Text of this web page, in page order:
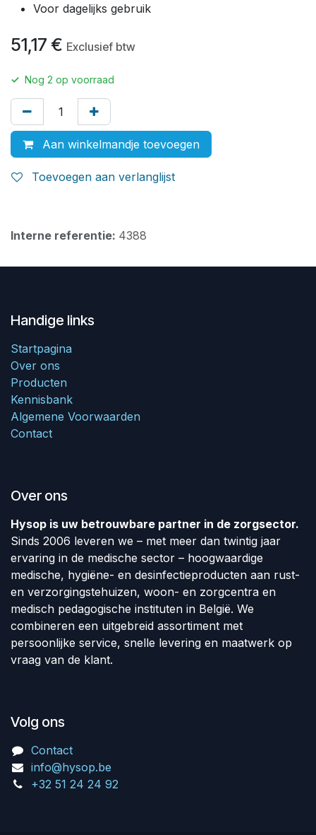
Voor dagelijks gebruik
51,17 € Exclusief btw
✓ Nog 2 op voorraad
Aan winkelmandje toevoegen
Toevoegen aan verlanglijst
Interne referentie: 4388
Handige links
Startpagina
Over ons
Producten
Kennisbank
Algemene Voorwaarden
Contact
Over ons
Hysop is uw betrouwbare partner in de zorgsector.
Sinds 2006 leveren we – met meer dan twintig jaar
ervaring in de medische sector – hoogwaardige
medische, hygiëne- en desinfectieproducten aan rust-
en verzorgingstehuizen, woon- en zorgcentra en
medisch pedagogische instituten in België. We
combineren een uitgebreid assortiment met
persoonlijke service, snelle levering en maatwerk op
vraag van de klant.
Volg ons
Contact
info@hysop.be
+32 51 24 24 92